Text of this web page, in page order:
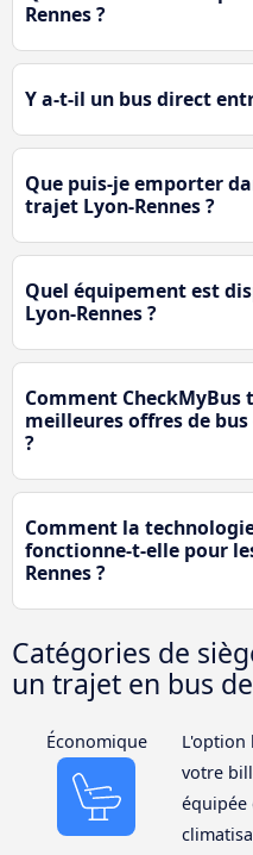
Rennes ?
Y a-t-il un bus direct
Que puis-je emporter
trajet Lyon-Rennes ?
Quel équipement est
Lyon-Rennes ?
Comment CheckMyBus
meilleures offres de
?
Comment la
fonctionne-t-elle pour
Rennes ?
Catégories de
un trajet en bus
Économique
L'option
votre
équipée